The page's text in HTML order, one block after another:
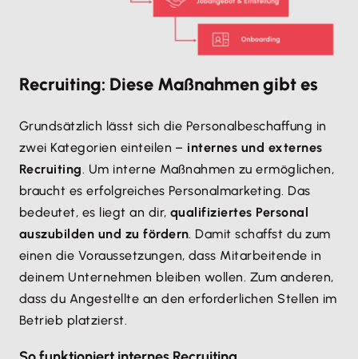
Recruiting: Diese Maßnahmen gibt es
Grundsätzlich lässt sich die Personalbeschaffung in
zwei Kategorien einteilen – internes und externes
Recruiting. Um interne Maßnahmen zu ermöglichen,
braucht es erfolgreiches Personalmarketing. Das
bedeutet, es liegt an dir, qualifiziertes Personal
auszubilden und zu fördern. Damit schaffst du zum
einen die Voraussetzungen, dass Mitarbeitende in
deinem Unternehmen bleiben wollen. Zum anderen,
dass du Angestellte an den erforderlichen Stellen im
Betrieb platzierst.